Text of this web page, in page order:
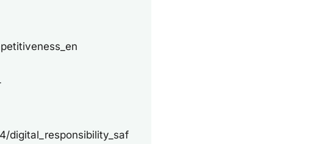
digital_responsibility_saf